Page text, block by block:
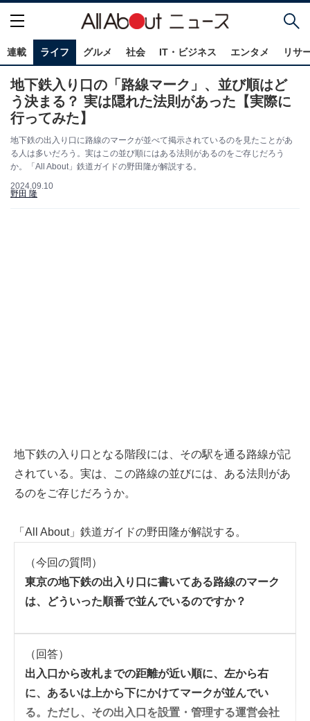
連載 ライフ グルメ 社会 IT・ビジネス エンタメ リサ
地下鉄入り口の「路線マーク」、並び順はど
う決まる？ 実は隠れた法則があった【実際に
行ってみた】
地下鉄の出入り口に路線のマークが並べて掲示されているのを見たことがあ
る人は多いだろう。実はこの並び順にはある法則があるのをご存じだろう
か。「All About」鉄道ガイドの野田隆が解説する。
2024.09.10
野田 隆
地下鉄の入り口となる階段には、その駅を通る路線が記
されている。実は、この路線の並びには、ある法則があ
るのをご存じだろうか。
「All About」鉄道ガイドの野田隆が解説する。
（今回の質問）
東京の地下鉄の出入り口に書いてある路線のマーク
は、どういった順番で並んでいるのですか？
（回答）
出入口から改札までの距離が近い順に、左から右
に、あるいは上から下にかけてマークが並んでい
る。ただし、その出入口を設置・管理する運営会社